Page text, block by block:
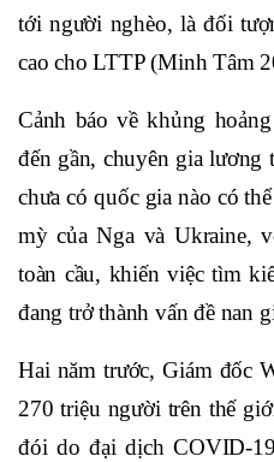
tới người nghèo, là đối
cao cho LTTP (Minh Tâm
Cảnh báo về khủng
đến gần, chuyên gia lương
chưa có quốc gia nào có
mỳ của Nga và Ukraine,
toàn cầu, khiến việc tìm
đang trở thành vấn đề nan
Hai năm trước, Giám đốc
270 triệu người trên thế
đói do đại dịch COVID-